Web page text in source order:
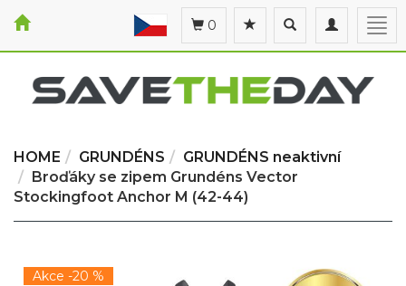
Toggle
navigation
Toggle
search
0
HOME GRUNDÉNS
GRUNDÉNS neaktivní
Broďáky se zipem Grundéns Vector
Stockingfoot Anchor M (42-44)
Akce -20 %